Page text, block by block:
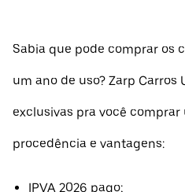
Sabia que pode comprar os
um ano de uso? Zarp Carros
exclusivas pra você
procedência e vantagens:
IPVA 2026 pago;